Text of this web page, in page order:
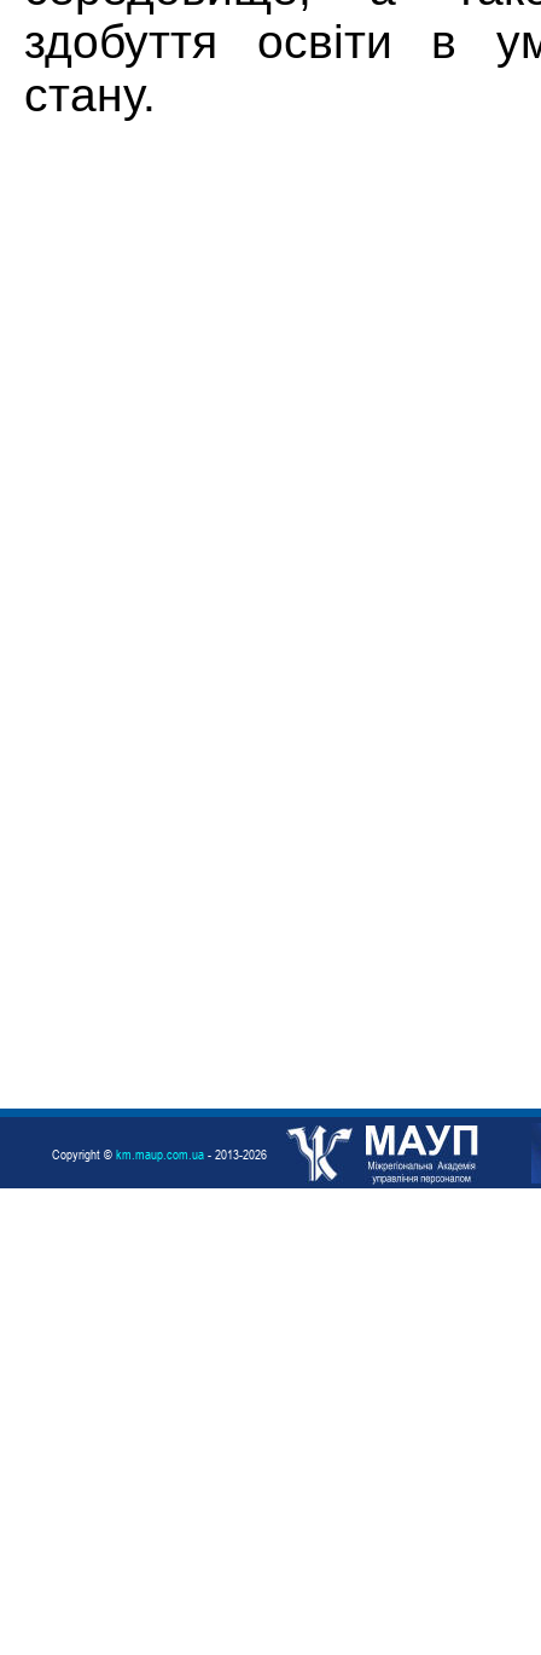
здобуття освіти в
стану.
Copyright © km.maup.com.ua - 2013-2026